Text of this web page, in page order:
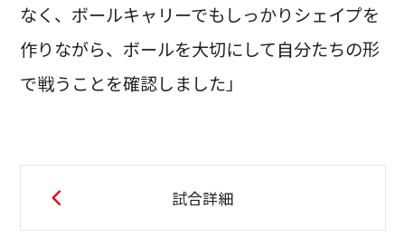
なく、ボールキャリーでもしっかりシェイプを
作りながら、ボールを大切にして自分たちの形
で戦うことを確認しました」
試合詳細